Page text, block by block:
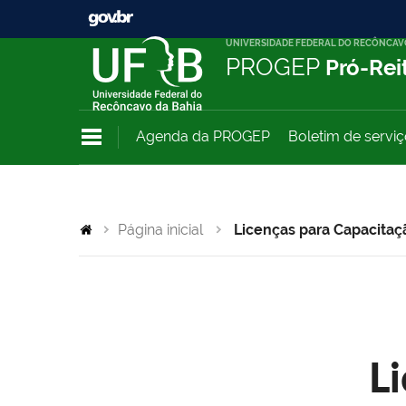
UNIVERSIDADE FEDERAL DO
PROGEP Pró-
Agenda da PROGEP Boletim de
Página inicial Licenças para